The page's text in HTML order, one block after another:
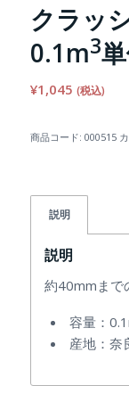
クラッ
0.1m3
¥1,045 (税込)
商品コード: 000515
説明
説明
約40mmまで
容量：
産地：奈